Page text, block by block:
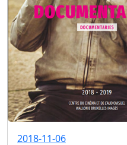
2018-11-06